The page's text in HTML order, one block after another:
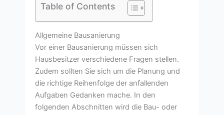
Table of Contents
Allgemeine Bausanierung
Vor einer Bausanierung müssen sich
Hausbesitzer verschiedene Fragen stellen.
Zudem sollten Sie sich um die Planung und
die richtige Reihenfolge der anfallenden
Aufgaben Gedanken mache. In den
folgenden Abschnitten wird die Bau- oder